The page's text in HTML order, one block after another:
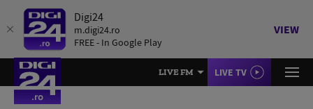
Digi24
m.digi24.ro
FREE - In Google Play
VIEW
LIVE FM LIVE TV